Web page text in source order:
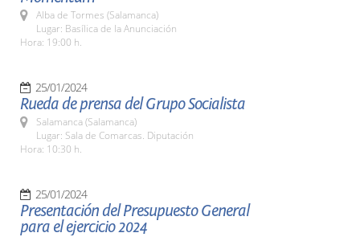
Alba de Tormes (Salamanca)
Lugar: Basílica de la Anunciación
Hora: 19:00 h.
25/01/2024
Rueda de prensa del Grupo Socialista
Salamanca (Salamanca)
Lugar: Sala de Comarcas. Diputación
Hora: 10:30 h.
25/01/2024
Presentación del Presupuesto General
para el ejercicio 2024